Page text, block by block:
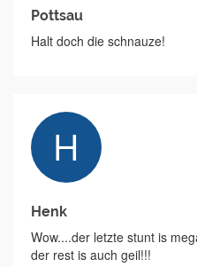
Pottsau
Halt doch die schnauze!
Henk
Wow....der letzte stunt is
der rest is auch geil!!!